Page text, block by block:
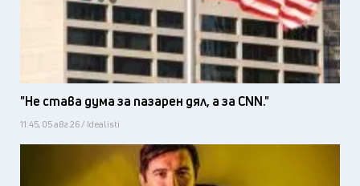
"Не става дума за пазарен дял, а за CNN."
11:45, 05 авг 26 / Idealisti